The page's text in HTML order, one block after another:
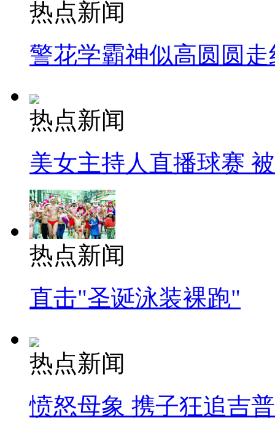
热点新闻
警花学霸神似高圆圆走
热点新闻
美女主持人直播球赛
热点新闻
直击"圣诞泳装裸跑"
热点新闻
愤怒母象 携子狂追吉